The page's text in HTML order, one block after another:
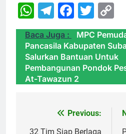
WhatsApp
Telegram
Baca Juga :
MPC
Pancasila Kabupaten
Salurkan Bantuan Untuk
Pembangunan Pondok
At-Tawazun 2
NavigasiPrevious:
32 Tim Siap Berlaga